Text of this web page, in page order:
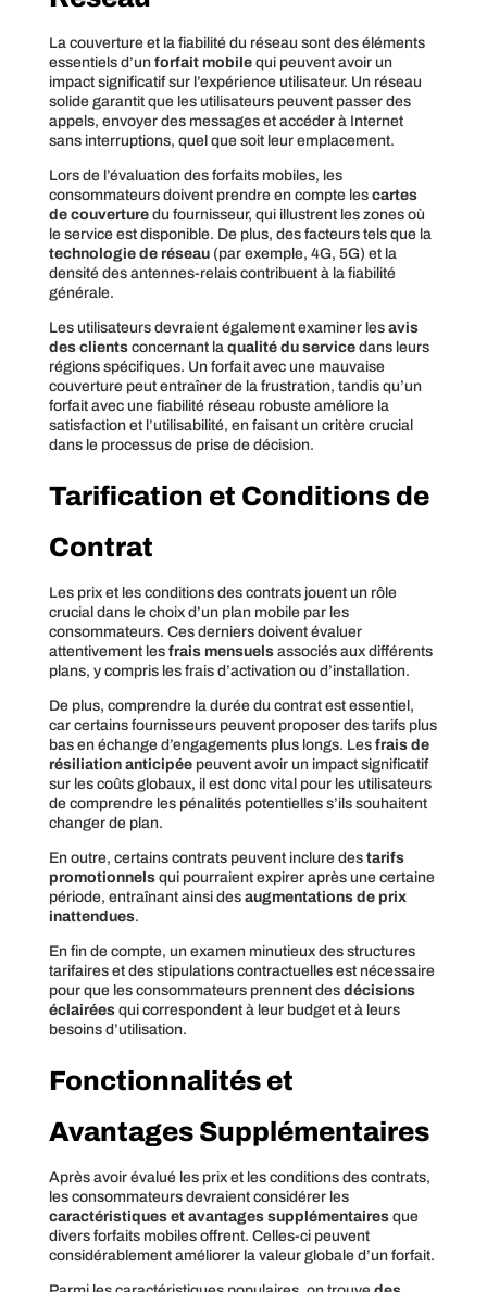
La couverture et la fiabilité du réseau sont des éléments
essentiels d’un forfait mobilequi peuvent avoir un
impact significatif sur l’expérience utilisateur. Un réseau
solide garantit que les utilisateurs peuvent passer des
appels, envoyer des messages et accéder à Internet
sans interruptions, quel que soit leur emplacement.
Lors de l’évaluation des forfaits mobiles, les
consommateurs doivent prendre en compte les cartes
de couverturedu fournisseur, qui illustrent les zones où
le service est disponible. De plus, des facteurs tels que la
technologie de réseau(par exemple, 4G, 5G) et la
densité des antennes-relais contribuent à la fiabilité
générale.
Les utilisateurs devraient également examiner les avis
des clientsconcernant la qualité du servicedans leurs
régions spécifiques. Un forfait avec une mauvaise
couverture peut entraîner de la frustration, tandis qu’un
forfait avec une fiabilité réseau robuste améliore la
satisfaction et l’utilisabilité, en faisant un critère crucial
dans le processus de prise de décision.
Tarification et Conditions de
Contrat
Les prix et les conditions des contrats jouent un rôle
crucial dans le choix d’un plan mobile par les
consommateurs. Ces derniers doivent évaluer
attentivement les frais mensuelsassociés aux différents
plans, y compris les frais d’activation ou d’installation.
De plus, comprendre la durée du contrat est essentiel,
car certains fournisseurs peuvent proposer des tarifs plus
bas en échange d’engagements plus longs. Les frais de
résiliation anticipéepeuvent avoir un impact significatif
sur les coûts globaux, il est donc vital pour les utilisateurs
de comprendre les pénalités potentielles s’ils souhaitent
changer de plan.
En outre, certains contrats peuvent inclure des tarifs
promotionnelsqui pourraient expirer après une certaine
période, entraînant ainsi des augmentations de prix
inattendues.
En fin de compte, un examen minutieux des structures
tarifaires et des stipulations contractuelles est nécessaire
pour que les consommateurs prennent des décisions
éclairéesqui correspondent à leur budget et à leurs
besoins d’utilisation.
Fonctionnalités et
Avantages Supplémentaires
Après avoir évalué les prix et les conditions des contrats,
les consommateurs devraient considérer les
caractéristiques et avantages supplémentairesque
divers forfaits mobiles offrent. Celles-ci peuvent
considérablement améliorer la valeur globale d’un forfait.